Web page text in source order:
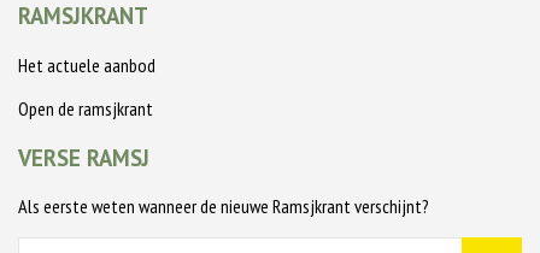
RAMSJKRANT
Het actuele aanbod
Open de ramsjkrant
VERSE RAMSJ
Als eerste weten wanneer de nieuwe Ramsjkrant verschijnt?